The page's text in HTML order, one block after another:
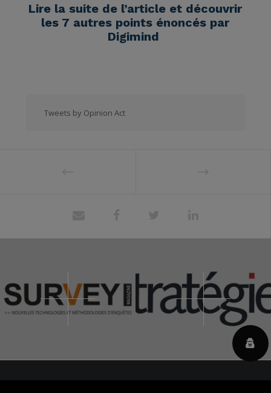
Lire la suite de l’article et découvrir
les 7 autres points énoncés par
Digimind
Tweets by Opinion Act